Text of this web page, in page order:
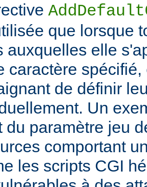
que lorsque
auxquelles elle
caractère
de définir
Un
du paramètre jeu
comportant
les scripts CGI